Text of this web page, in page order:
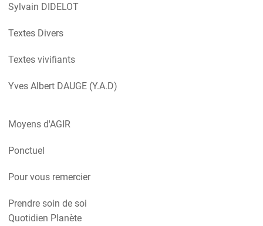
Sylvain DIDELOT
Textes Divers
Textes vivifiants
Yves Albert DAUGE (Y.A.D)
Moyens d'AGIR
Ponctuel
Pour vous remercier
Prendre soin de soi
Quotidien Planète